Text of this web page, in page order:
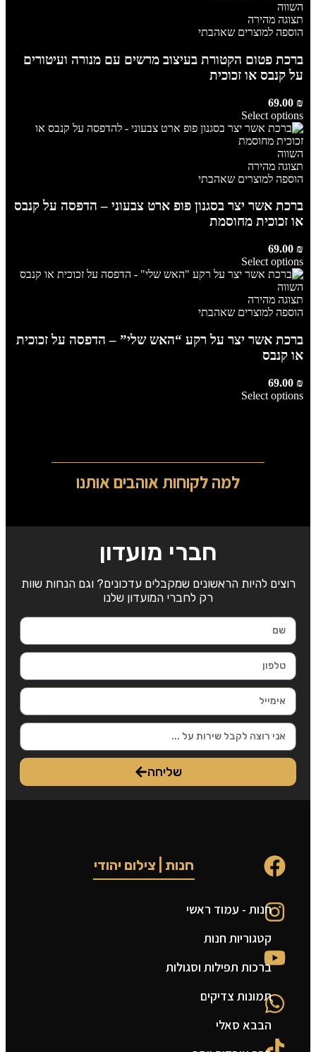
השווה
תצוגה מהירה
הוספה למוצרים שאהבתי
ברכת פטום הקטורת בעיצוב מרשים עם מנורה ועיטורים
על קנבס או זכוכית
69.00 ₪
Select options
השווה
תצוגה מהירה
הוספה למוצרים שאהבתי
ברכת אשר יצר בסגנון פופ ארט צבעוני – הדפסה על קנבס
או זכוכית מחוסמת
69.00 ₪
Select options
השווה
תצוגה מהירה
הוספה למוצרים שאהבתי
ברכת אשר יצר על רקע “האש שלי” – הדפסה על זכוכית
או קנבס
69.00 ₪
Select options
למה לקוחות אוהבים אותנו
חברי מועדון
רוצים להיות הראשונים שמקבלים עדכונים? וגם הנחות שוות
רק לחברי המועדון שלנו
שליחה
חנות | צילום יהודי
חנות - עמוד ראשי
קטגוריות חנות
ברכות תפילות וסגולות
תמונות צדיקים
הבבא סאלי